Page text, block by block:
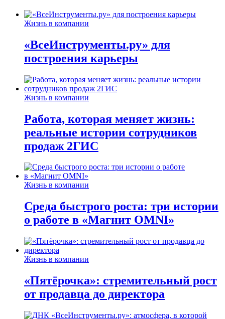
Жизнь в компании
«ВсеИнструменты.ру» для
построения карьеры
Жизнь в компании
Работа, которая меняет жизнь:
реальные истории сотрудников
продаж 2ГИС
Жизнь в компании
Среда быстрого роста: три истории
о работе в «Магнит OMNI»
Жизнь в компании
«Пятёрочка»: стремительный рост
от продавца до директора